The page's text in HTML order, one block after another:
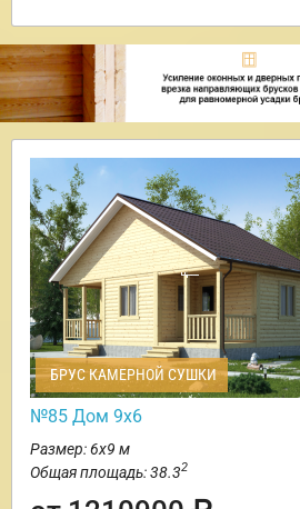
БРУС КАМЕРНОЙ СУШКИ
№85 Дом 9х6
Размер: 6х9 м
Общая площадь: 38.32